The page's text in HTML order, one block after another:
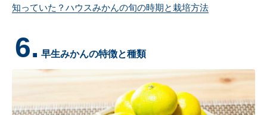
知っていた？ハウスみかんの旬の時期と栽培方法
6. 早生みかんの特徴と種類